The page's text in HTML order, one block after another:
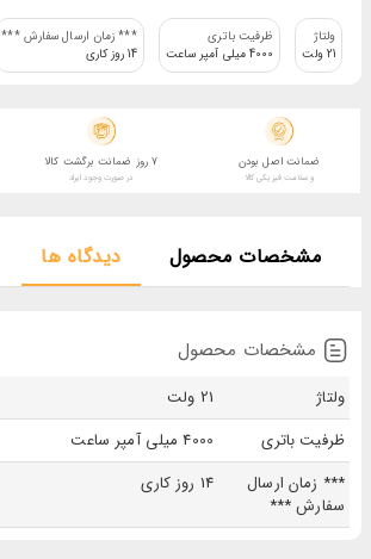
ولتاژ
21 ولت
ظرفیت باتری
4000 میلی آمپر ساعت
*** زمان ارسال سفارش ***
14 روز کاری
ضمانت اصل بودن
و سلامت فیزیکی کالا
7 روز ضمانت برگشت کالا
در صورت وجود ایراد
مشخصات محصول دیدگاه ها
مشخصات محصول
ولتاژ
21 ولت
ظرفیت باتری
4000 میلی آمپر ساعت
*** زمان ارسال
سفارش ***
14 روز کاری